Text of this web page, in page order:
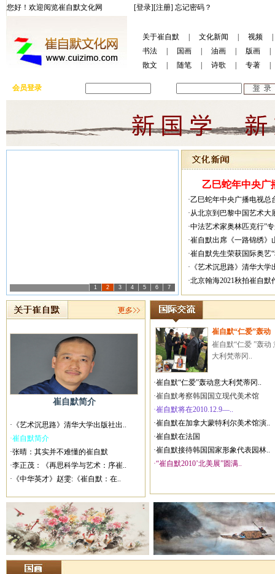
您好！欢迎阅览崔自默文化网 [登录][注册] 忘记密码？
关于崔自默 文化新闻 视频
书法
国画 油画 版画
散文
随笔 诗歌 专著
会员登录
1 2 3 4 5 6 7
乙巳蛇年中央广
·乙巳蛇年中央广播电视总
·从北京到巴黎中国艺术
·中法艺术家奥林匹克行”
·崔自默出席《一路锦绣》
·崔自默先生荣获国际奥艺
·《艺术沉思路》清华大学
·北京翰海2021秋拍崔自默
崔自默简介
·《艺术沉思路》清华大学出版社出..
·崔自默简介
·张晴：其实并不难懂的崔自默
·李正茂：《再思科学与艺术：序崔..
·《中华英才》赵雯:《崔自默：在..
崔自默“仁爱”轰动
崔自默“仁爱 ”轰动
大利梵蒂冈..
·崔自默“仁爱”轰动意大利梵蒂冈..
·崔自默考察韩国国立现代美术馆
·崔自默将在2010.12.9—..
·崔自默在加拿大蒙特利尔美术馆演..
·崔自默在法国
·崔自默接待韩国国家形象代表园林..
·“崔自默2010’北美展”圆满..